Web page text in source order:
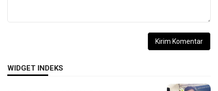
WIDGET INDEKS